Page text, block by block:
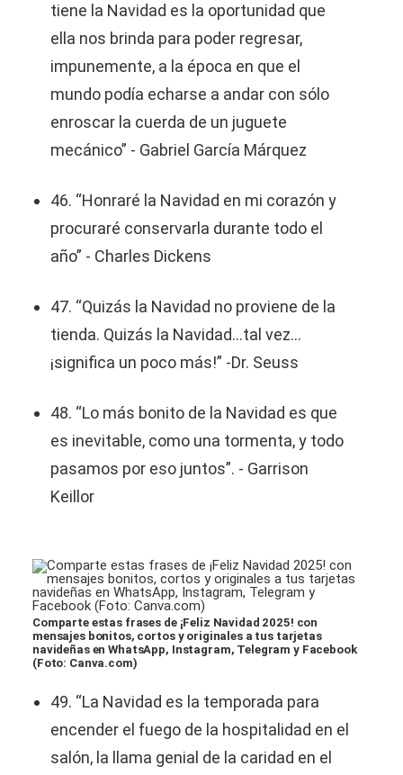
tiene la Navidad es la oportunidad que
ella nos brinda para poder regresar,
impunemente, a la época en que el
mundo podía echarse a andar con sólo
enroscar la cuerda de un juguete
mecánico” - Gabriel García Márquez
46. “Honraré la Navidad en mi corazón y
procuraré conservarla durante todo el
año” - Charles Dickens
47. “Quizás la Navidad no proviene de la
tienda. Quizás la Navidad...tal vez...
¡significa un poco más!” -Dr. Seuss
48. “Lo más bonito de la Navidad es que
es inevitable, como una tormenta, y todo
pasamos por eso juntos”. - Garrison
Keillor
Comparte estas frases de ¡Feliz Navidad 2025! con
mensajes bonitos, cortos y originales a tus tarjetas
navideñas en WhatsApp, Instagram, Telegram y Facebook
(Foto: Canva.com)
49. “La Navidad es la temporada para
encender el fuego de la hospitalidad en el
salón, la llama genial de la caridad en el